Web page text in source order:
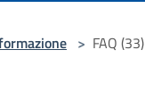
> FAQ (33)